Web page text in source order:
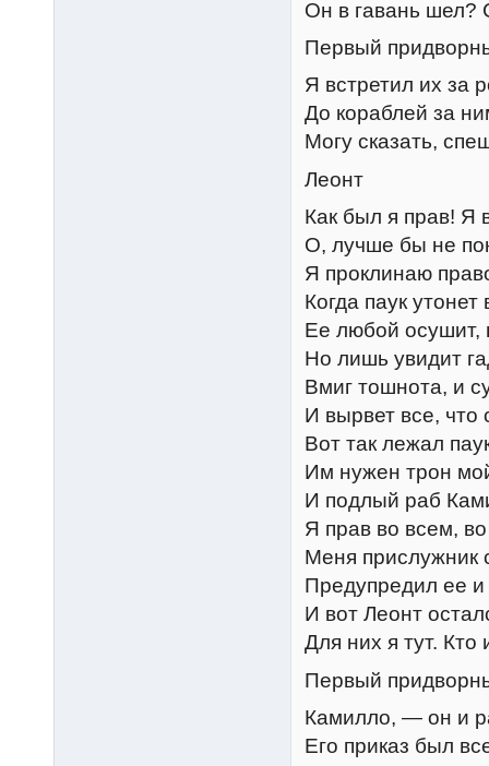
Он в гавань шел?
Первый
Я встретил их за
До кораблей за
Могу сказать,
Леонт
Как был я прав! Я
О, лучше бы не
Я проклинаю
Когда паук
Ее любой осушит,
Но лишь увидит
Вмиг тошнота, и
И вырвет все,
Вот так лежал
Им нужен трон
И подлый раб
Я прав во всем,
Меня прислужник
Предупредил ее
И вот Леонт
Для них я тут.
Первый
Камилло, — он и
Его приказ был